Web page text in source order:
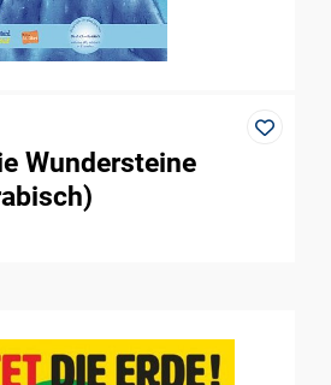
Wundersteine